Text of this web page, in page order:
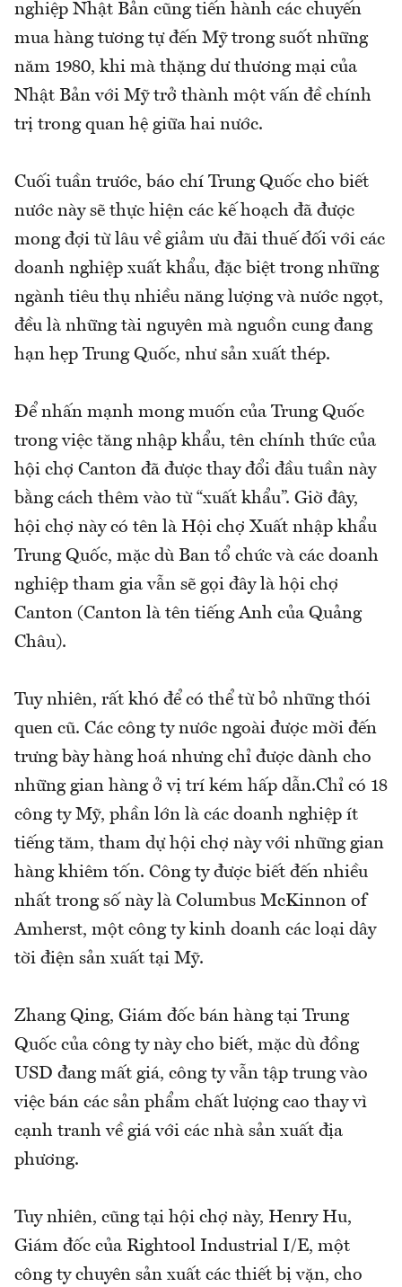
nghiệp Nhật Bản cũng tiến hành các chuyến
mua hàng tương tự đến Mỹ trong suốt những
năm 1980, khi mà thặng dư thương mại của
Nhật Bản với Mỹ trở thành một vấn đề chính
trị trong quan hệ giữa hai nước.
Cuối tuần trước, báo chí Trung Quốc cho biết
nước này sẽ thực hiện các kế hoạch đã được
mong đợi từ lâu về giảm ưu đãi thuế đối với các
doanh nghiệp xuất khẩu, đặc biệt trong những
ngành tiêu thụ nhiều năng lượng và nước ngọt,
đều là những tài nguyên mà nguồn cung đang
hạn hẹp Trung Quốc, như sản xuất thép.
Để nhấn mạnh mong muốn của Trung Quốc
trong việc tăng nhập khẩu, tên chính thức của
hội chợ Canton đã được thay đổi đầu tuần này
bằng cách thêm vào từ “xuất khẩu”. Giờ đây,
hội chợ này có tên là Hội chợ Xuất nhập khẩu
Trung Quốc, mặc dù Ban tổ chức và các doanh
nghiệp tham gia vẫn sẽ gọi đây là hội chợ
Canton (Canton là tên tiếng Anh của Quảng
Châu).
Tuy nhiên, rất khó để có thể từ bỏ những thói
quen cũ. Các công ty nước ngoài được mời đến
trưng bày hàng hoá nhưng chỉ được dành cho
những gian hàng ở vị trí kém hấp dẫn.Chỉ có 18
công ty Mỹ, phần lớn là các doanh nghiệp ít
tiếng tăm, tham dự hội chợ này với những gian
hàng khiêm tốn. Công ty được biết đến nhiều
nhất trong số này là Columbus McKinnon of
Amherst, một công ty kinh doanh các loại dây
tời điện sản xuất tại Mỹ.
Zhang Qing, Giám đốc bán hàng tại Trung
Quốc của công ty này cho biết, mặc dù đồng
USD đang mất giá, công ty vẫn tập trung vào
việc bán các sản phẩm chất lượng cao thay vì
cạnh tranh về giá với các nhà sản xuất địa
phương.
Tuy nhiên, cũng tại hội chợ này, Henry Hu,
Giám đốc của Rightool Industrial I/E, một
công ty chuyên sản xuất các thiết bị vặn, cho